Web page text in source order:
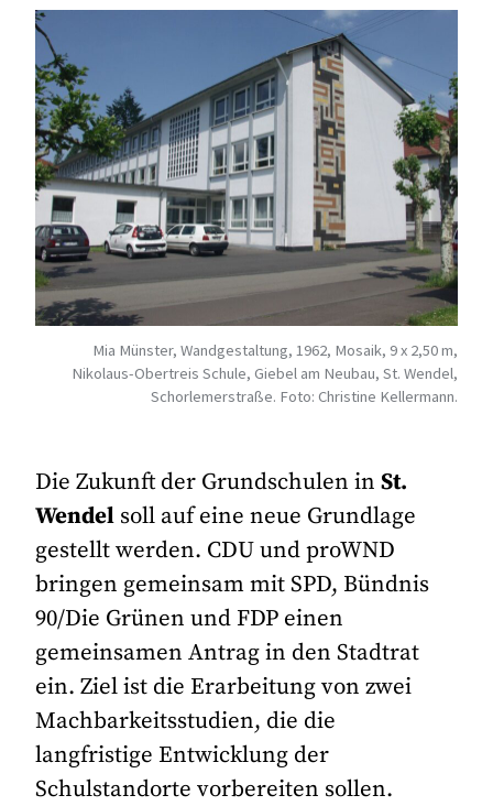
Mia​ Münster, Wandgestaltung, 1962, Mosaik, 9 x 2,50 m,
Nikolaus-Obertreis Schule, Giebel am Neubau, St. Wendel,
Schorlemerstraße. Foto: Christine Kellermann.
Die Zukunft der Grundschulen inSt.
Wendel soll auf eine neue Grundlage
gestellt werden. CDU und proWND
bringen gemeinsam mit SPD, Bündnis
90/Die Grünen und FDP einen
gemeinsamen Antrag in den Stadtrat
ein. Ziel ist die Erarbeitung von zwei
Machbarkeitsstudien, die die
langfristige Entwicklung der
Schulstandorte vorbereiten sollen.